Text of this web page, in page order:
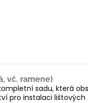
vč. ramene)
sadu, která
pro instalaci